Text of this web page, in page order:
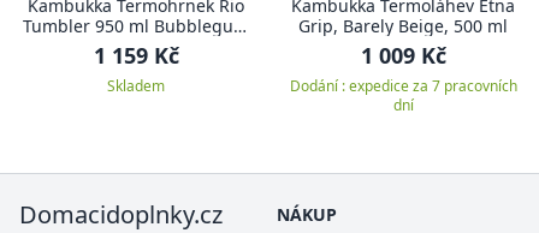
Kambukka Termohrnek Rio
Tumbler 950 ml Bubblegum
Mint
1 159 Kč
Skladem
Kambukka Termoláhev Etna
Grip, Barely Beige, 500 ml
1 009 Kč
Dodání : expedice za 7 pracovních
dní
Domacidoplnky.cz
NÁKUP